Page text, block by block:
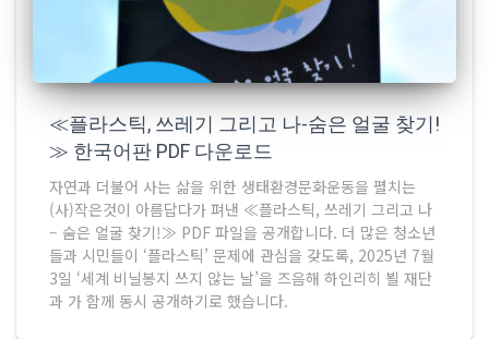
≪플라스틱, 쓰레기 그리고 나-숨은 얼굴 찾기!
≫ 한국어판 PDF 다운로드
자연과 더불어 사는 삶을 위한 생태환경문화운동을 펼치는
(사)작은것이 아름답다가 펴낸 ≪플라스틱, 쓰레기 그리고 나
– 숨은 얼굴 찾기!≫ PDF 파일을 공개합니다. 더 많은 청소년
들과 시민들이 ‘플라스틱’ 문제에 관심을 갖도록, 2025년 7월
3일 ‘세계 비닐봉지 쓰지 않는 날’을 즈음해 하인리히 뵐 재단
과 가 함께 동시 공개하기로 했습니다.